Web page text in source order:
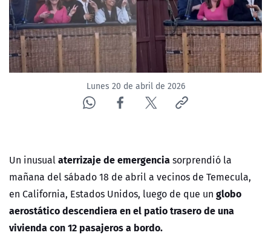
CORPORATIVO Y TRANSPARENCIA
CANAL DE DENUNCIAS
ÁREA DE PROYECTOSLunes 20 de abril de 2026
Un inusualaterrizaje de emergenciasorprendió la
mañana del sábado 18 de abril a vecinos de Temecula,
en California, Estados Unidos, luego de que un globo
aerostático descendiera en el patio trasero de una
vivienda con 12 pasajeros a bordo.